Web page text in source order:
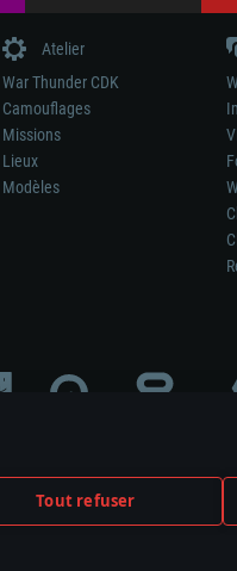
Tout refuser
Atelier
War Thunder CDK
Camouflages
Missions
Lieux
Modèles
du jeu, le sponsoring ou
owners.